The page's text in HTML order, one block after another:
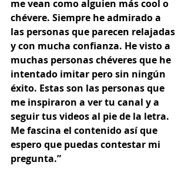
me vean como alguien más cool o
chévere. Siempre he admirado a
las personas que parecen relajadas
y con mucha confianza. He visto a
muchas personas chéveres que he
intentado imitar pero sin ningún
éxito. Estas son las personas que
me inspiraron a ver tu canal y a
seguir tus videos al pie de la letra.
Me fascina el contenido así que
espero que puedas contestar mi
pregunta.”